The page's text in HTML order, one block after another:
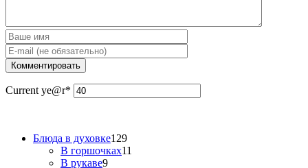
Current ye@r*
Блюда в духовке129
В горшочках11
В рукаве9